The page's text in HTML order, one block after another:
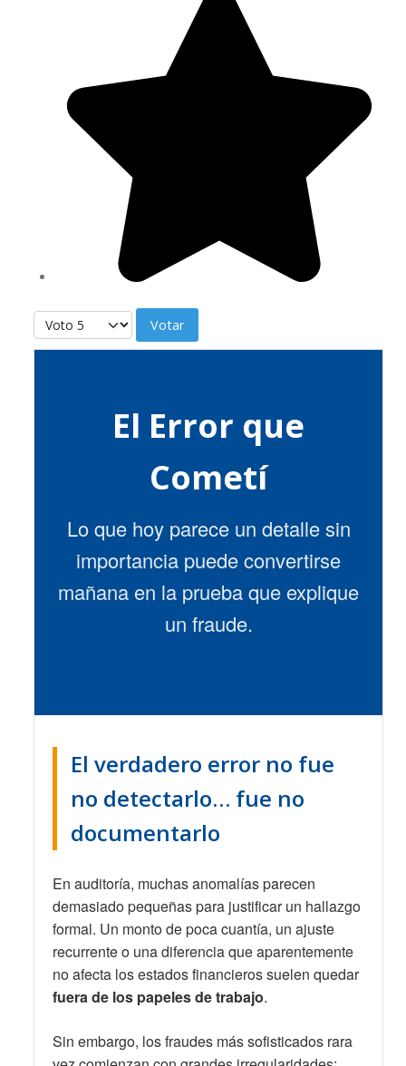
Por favor, vote
El Error que
Cometí
Lo que hoy parece un detalle sin
importancia puede convertirse
mañana en la prueba que explique
un fraude.
El verdadero error no fue
no detectarlo… fue no
documentarlo
En auditoría, muchas anomalías parecen
demasiado pequeñas para justificar un hallazgo
formal. Un monto de poca cuantía, un ajuste
recurrente o una diferencia que aparentemente
no afecta los estados financieros suelen quedar
fuera de los papeles de trabajo.
Sin embargo, los fraudes más sofisticados rara